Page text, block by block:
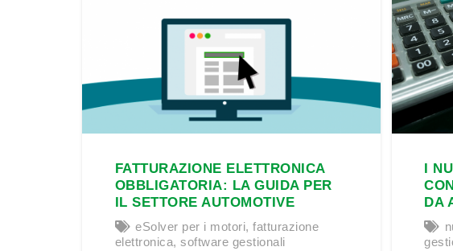
FATTURAZIONE ELETTRONICA
OBBLIGATORIA: LA GUIDA PER
IL SETTORE AUTOMOTIVE
eSolver per i motori,fatturazione
elettronica,software gestionali
I
DA